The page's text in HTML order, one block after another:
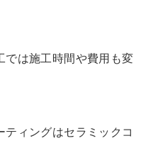
では施工時間や費用も変
ティングはセラミックコ